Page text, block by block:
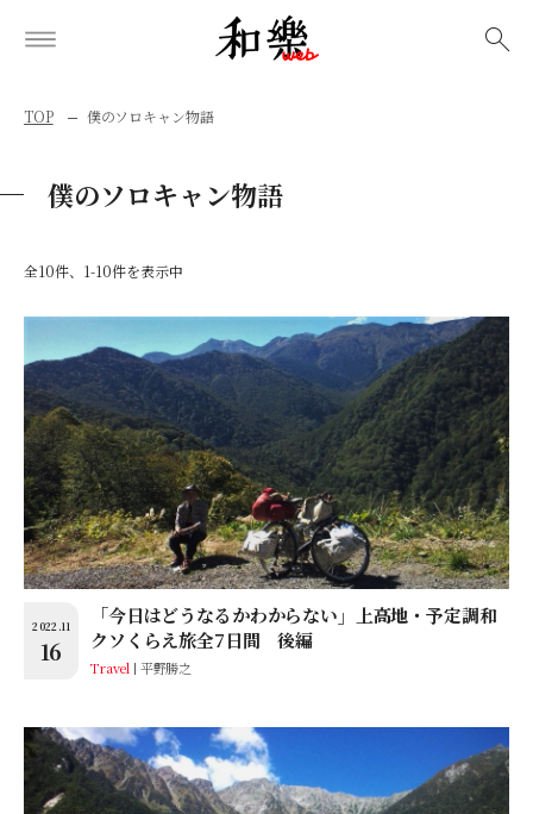
TOP 僕のソロキャン物語
僕のソロキャン物語
全10件、1-10件を表示中
2022.11
16
「今日はどうなるかわからない」上高地・予定調和
クソくらえ旅全7日間 後編
Travel 平野勝之